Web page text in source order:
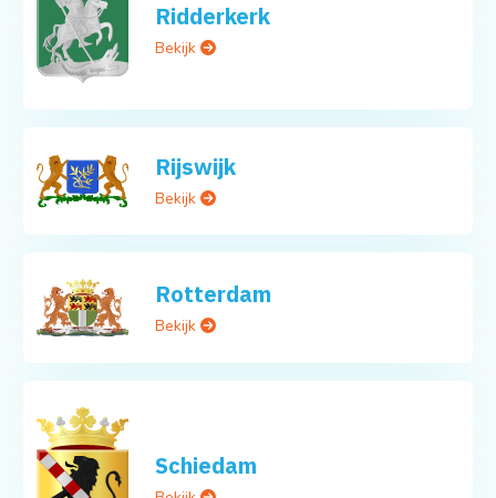
Ridderkerk
Bekijk
Rijswijk
Bekijk
Rotterdam
Bekijk
Schiedam